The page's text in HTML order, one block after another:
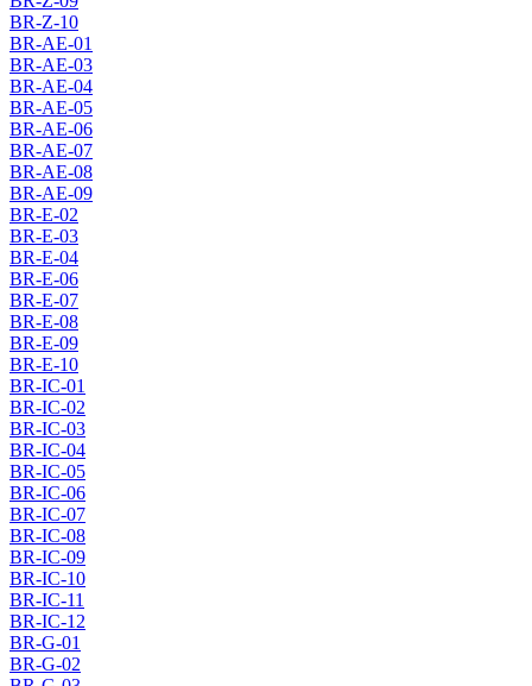
BR-Z-10
BR-AE-01
BR-AE-03
BR-AE-04
BR-AE-05
BR-AE-06
BR-AE-07
BR-AE-08
BR-AE-09
BR-E-02
BR-E-03
BR-E-04
BR-E-06
BR-E-07
BR-E-08
BR-E-09
BR-E-10
BR-IC-01
BR-IC-02
BR-IC-03
BR-IC-04
BR-IC-05
BR-IC-06
BR-IC-07
BR-IC-08
BR-IC-09
BR-IC-10
BR-IC-11
BR-IC-12
BR-G-01
BR-G-02